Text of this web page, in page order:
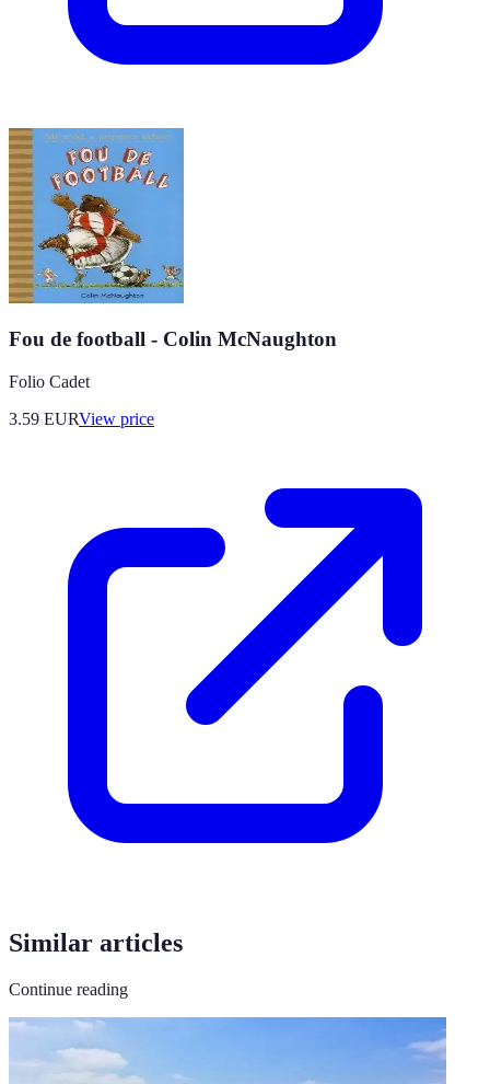
Fou de football - Colin McNaughton
Folio Cadet
3.59 EURView price
Similar articles
Continue reading